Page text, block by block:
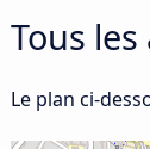
Tous
Le plan ci-